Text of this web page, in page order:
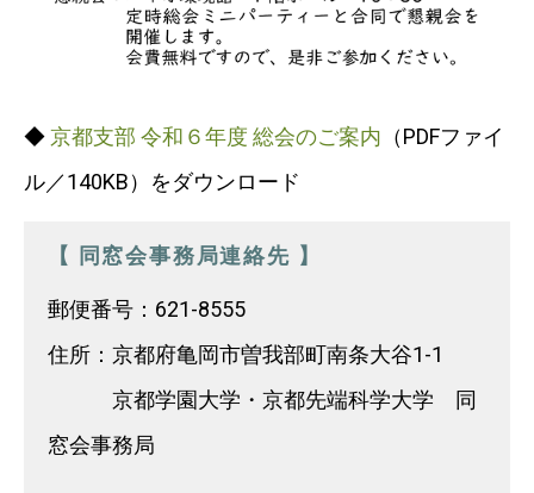
◆京都支部 令和６年度 総会のご案内 （PDFファイ
ル／140KB）をダウンロード
【 同窓会事務局連絡先 】
郵便番号：621-8555
住所：京都府亀岡市曽我部町南条大谷1-1
京都学園大学・京都先端科学大学 同
窓会事務局